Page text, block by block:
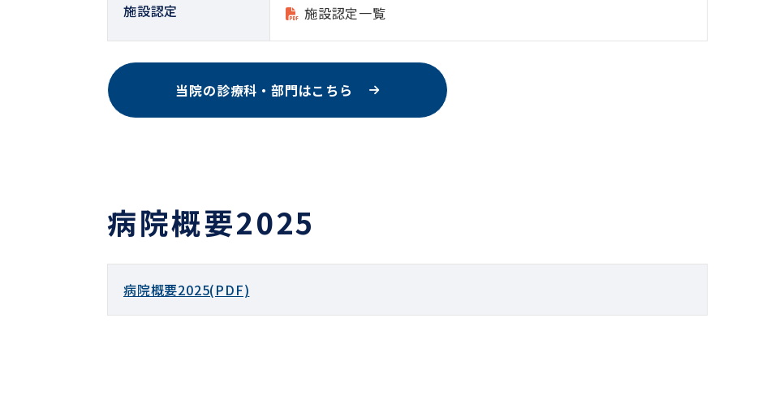
施設認定 施設認定一覧
当院の診療科・部門はこちら
病院概要2025
病院概要2025(PDF)